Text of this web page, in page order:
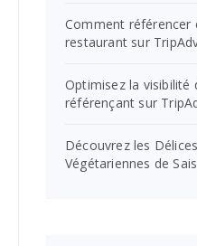
Comment
restaurant sur
Optimisez la visibilité
référençant sur
Découvrez les
Végétariennes de